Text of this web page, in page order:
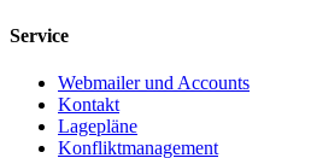
Service
Webmailer und Accounts
Kontakt
Lagepläne
Konfliktmanagement